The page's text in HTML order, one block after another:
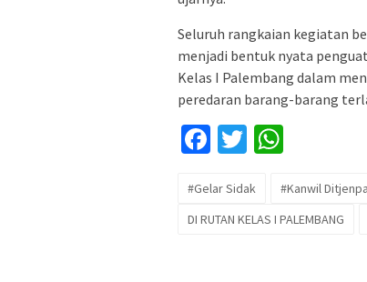
Seluruh rangkaian kegiatan
menjadi bentuk nyata
Kelas I Palembang dalam
peredaran barang-barang
Facebook
Twitter
#Gelar Sidak #Kanwil
DI RUTAN KELAS I PALEMBANG